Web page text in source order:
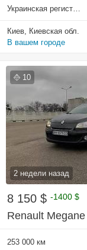
Украинская регистрация
Киев, Киевская обл.
В вашем городе
10
2 недели назад
8 150 $ -1400 $
Renault Megane
253 000 км